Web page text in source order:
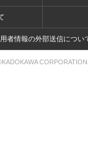
者情報の外部送信につい
CORPORATION